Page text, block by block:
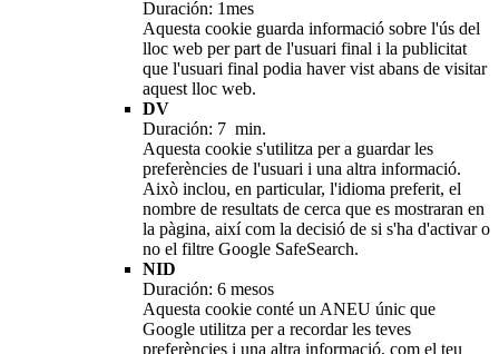
Duración: 1mes
Aquesta cookie guarda informació sobre l'ús del
lloc web per part de l'usuari final i la publicitat
que l'usuari final podia haver vist abans de visitar
aquest lloc web.
DV
Duración: 7 min.
Aquesta cookie s'utilitza per a guardar les
preferències de l'usuari i una altra informació.
Això inclou, en particular, l'idioma preferit, el
nombre de resultats de cerca que es mostraran en
la pàgina, així com la decisió de si s'ha d'activar o
no el filtre Google SafeSearch.
NID
Duración: 6 mesos
Aquesta cookie conté un ANEU únic que
Google utilitza per a recordar les teves
preferències i una altra informació, com el teu